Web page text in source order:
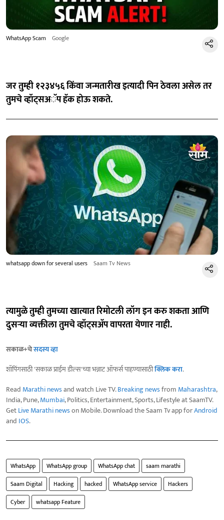
WhatsApp Scam Google
जर तुम्ही १२३४५६ किंवा जन्मतारीख इत्यादी पिन ठेवला असेल तर
तुमचे व्हॉट्सअॅप हॅक होऊ शकते.
whatsapp down for several users Saam Tv News
त्यामुळे तुम्ही तुमच्या खात्यात रिमोटली लॉग इन करु शकता आणि
दुसऱ्या व्यक्तीला तुमचे व्हॉट्सअ‍ॅप वापरता येणार नाही.
सकाळ+चेसदस्य व्हा
शॉपिंगसाठी 'सकाळ प्राईम डील्स'च्या भन्नाट ऑफर्स पाहण्यासाठीक्लिक करा.
Read Marathi newsand watch Live TV.Breaking newsfrom Maharashtra,
India, Pune,Mumbai, Politics, Entertainment, Sports, Lifestyle at SaamTV.
GetLive Marathi newson Mobile. Download the Saam Tv app forAndroid
and IOS.
WhatsApp WhatsApp group WhatsApp chat
saam marathi
Saam Digital
Hacking hacked WhatsApp service
Hackers
Cyber
whatsapp Feature